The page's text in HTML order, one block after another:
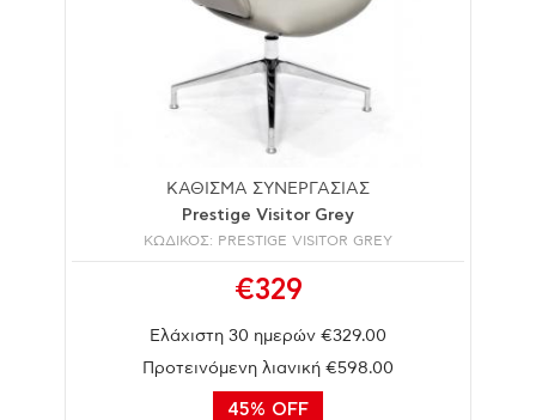
ΚΑΘΙΣΜΑ ΣΥΝΕΡΓΑΣΙΑΣ
Prestige Visitor Grey
ΚΩΔΙΚΟΣ: PRESTIGE VISITOR GREY
€329
Ελάχιστη 30 ημερών €329.00
Προτεινόμενη λιανική €598.00
45% OFF